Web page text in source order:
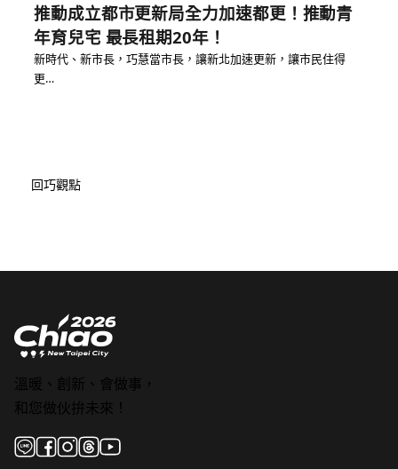
推動成立都市更新局全力加速都更！推動青
年育兒宅 最長租期20年！
新時代、新市長，巧慧當市長，讓新北加速更新，讓市民住得
更…
回巧觀點
溫暖、創新、會做事，
和您做伙拚未來！